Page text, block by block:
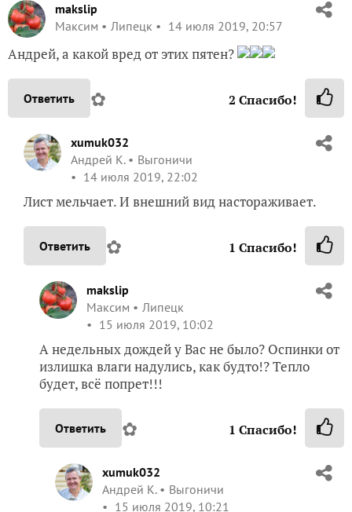
makslip
Максим
Липецк 14 июля 2019, 20:57
Андрей, а какой вред от этих пятен?
Ответить ✿ 2 Спасибо!
xumuk032
Андрей К.
Выгоничи
14 июля 2019, 22:02
Лист мельчает. И внешний вид настораживает.
Ответить ✿ 1 Спасибо!
makslip
Максим
Липецк
15 июля 2019, 10:02
А недельных дождей у Вас не было? Оспинки от
излишка влаги надулись, как будто!? Тепло
будет, всё попрет!!!
Ответить ✿ 1 Спасибо!
xumuk032
Андрей К.
Выгоничи
15 июля 2019, 10:21